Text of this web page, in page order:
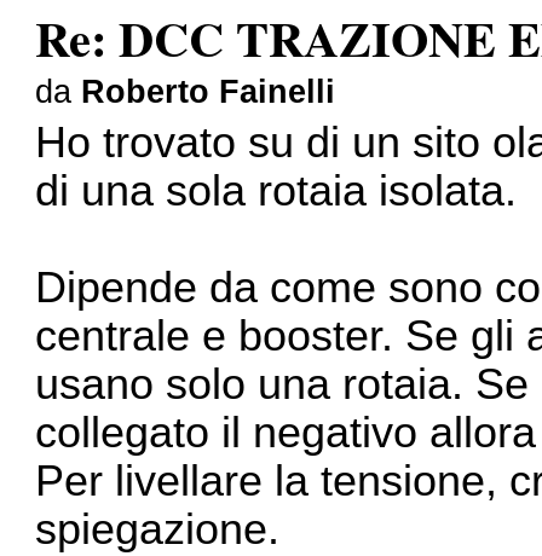
Re: DCC TRAZIONE
da Roberto Fainelli
Ho trovato su di un sito
di una sola rotaia isolata.
Dipende da come sono
centrale e booster. Se gli
usano solo una rotaia.
collegato il negativo
Per livellare la tensione,
spiegazione.